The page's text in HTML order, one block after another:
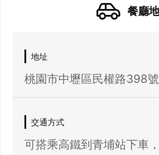
餐廳
地址
桃園市中壢區民權路398
交通方式
可搭乘高鐵到青埔站下車